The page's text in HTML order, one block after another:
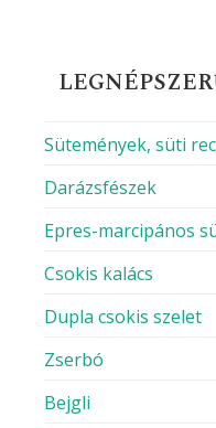
Sütemények, süti
Darázsfészek
Epres-marcipános
Csokis kalács
Dupla csokis szelet
Zserbó
Bejgli